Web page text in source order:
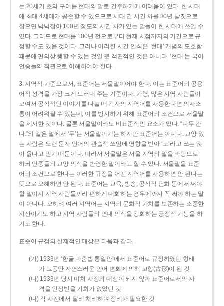
는 20세기 초의 구어를 현대의 말로 간주하기에 어려움이 있다. 한 시대
에 최대 4세대가 공존할 수 있으므로 세대 간 시간 차를 30년 남짓으로
잡으면 넉넉잡아 100년 정도의 시간 차가 있는 말들이 한 시대에 쓰일 수
있다. 그러므로 현대를 100년 전으로부터 현재 시점까지의 기간으로 규
정할 수도 있을 것이다. 그러나 이러한 시간 인식은 ‘현대’ 개념의 모호함
때문에 편의상 행할 수 있는 것일 뿐 객관적인 것은 아니다. ‘현대’는 국어
언중들의 직관으로 이해하여야 한다.
3. 지역적 기준으로서, 표준어는 서울말이어야 한다. 이는 표준어의 공용
어적 성격을 가장 크게 드러내 주는 기준이다. 가령, 많은 지역 사람들이
모여서 공식적인 이야기를 나눌 때 각자의 지역어를 사용한다면 의사소
통이 어려워질 수 있는데, 이를 방지하기 위해 표준어의 조건으로 서울말
을 제시한 것이다. 물론 서울말이라도 비표준적인 요소가 있다. “나두 간
다.”와 같은 말에서 ‘두’는 서울말이기는 하지만 표준어는 아니다. 교양 있
는 사람은 오랜 문자 언어의 관습적 쓰임에 영향을 받아 ‘도’라고 쓰는 것
이 옳다고 믿기 때문이다. 따라서 서울말은 서울 지역의 말을 바탕으로
하되 언중들의 교양 의식을 반영한 말이라고 할 수 있다. 서울말을 표준
어의 조건으로 한다는 이러한 규정을 어떤 지역어를 사용하면 안 된다는
뜻으로 오해하면 안 된다. 표준어는 교육, 방송, 공식적 담화 등에서 써야
할 말이지 지역 사람들끼리 편하게 대화하는 경우에까지 꼭 써야 하는 말
이 아니다. 오히려 여러 지역어는 지역의 문화적 가치를 보존하는 소중한
자산이기도 하고 지역 사람들의 연대 의식을 강화하는 긍정적 기능을 하
기도 한다.
표준어 규정의 실제적인 대상은 다음과 같다.
(가) 1933년 ‘한글 마춤법 통일안’에서 표준어로 규정하였던 형태
가 그동안 자연스러운 언어 변화에 의해 고형(古形)이 된 것
(나) 1933년 당시 미처 사정의 대상이 되지 않아 표준어로서의 자
격을 인정받을 기회가 없었던 것
(다) 각 사전에서 달리 처리하여 정리가 필요한 것